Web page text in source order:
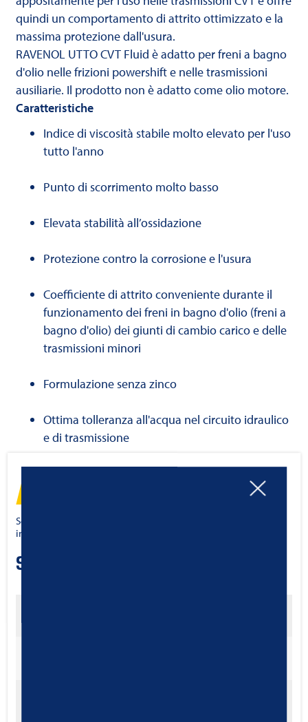
quindi un comportamento di attrito ottimizzato e la
massima protezione dall'usura.
RAVENOL UTTO CVT Fluid è adatto per freni a bagno
d'olio nelle frizioni powershift e nelle trasmissioni
Caratteristiche
Indice di viscosità stabile molto elevato per l'uso
tutto l'anno
Punto di scorrimento molto basso
Elevata stabilità all’ossidazione
Protezione contro la corrosione e l'usura
Coefficiente di attrito conveniente durante il
funzionamento dei freni in bagno d'olio (freni a
bagno d'olio) dei giunti di cambio carico e delle
trasmissioni minori
Formulazione senza zinco
Ottima tolleranza all'acqua nel circuito idraulico
e di trasmissione
Scheda di sicurezza SDB è disponibile su richiesta
info@ravenoltalia.it
Scheda tecnica